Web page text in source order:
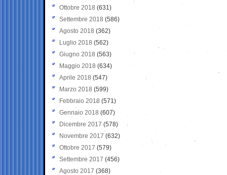
Ottobre 2018 (631)
Settembre 2018 (586)
Agosto 2018 (362)
Luglio 2018 (562)
Giugno 2018 (563)
Maggio 2018 (634)
Aprile 2018 (547)
Marzo 2018 (599)
Febbraio 2018 (571)
Gennaio 2018 (607)
Dicembre 2017 (578)
Novembre 2017 (632)
Ottobre 2017 (579)
Settembre 2017 (456)
Agosto 2017 (368)